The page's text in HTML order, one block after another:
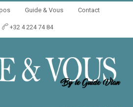
Guide & Vous Contact
+32 4 224 74 84